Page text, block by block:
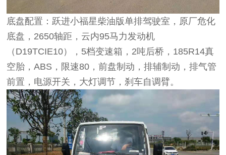
底盘配置：跃进小福星柴油版单排驾驶室，原厂危化
底盘，2650轴距，云内95马力发动机
（D19TCIE10），5档变速箱，2吨后桥，185R14真
空胎，ABS，限速80，前盘制动，排辅制动，排气管
前置，电源开关，大灯调节，刹车自调臂。